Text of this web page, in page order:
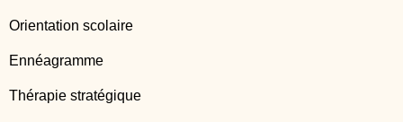
Orientation scolaire
Ennéagramme
Thérapie stratégique